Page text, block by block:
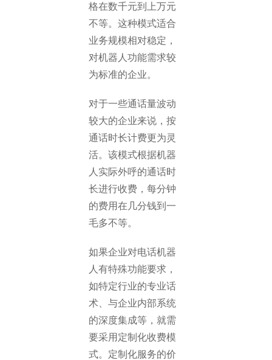
格在数千元到上万元
不等。这种模式适合
业务规模相对稳定，
对机器人功能需求较
为标准的企业。
对于一些通话量波动
较大的企业来说，按
通话时长计费更为灵
活。该模式根据机器
人实际外呼的通话时
长进行收费，每分钟
的费用在几分钱到一
毛多不等。
如果企业对电话机器
人有特殊功能要求，
如特定行业的专业话
术、与企业内部系统
的深度集成等，就需
要采用定制化收费模
式。定制化服务的价